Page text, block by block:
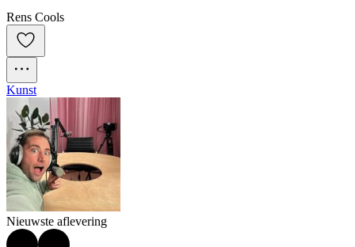
Rens Cools
Kunst
Nieuwste aflevering